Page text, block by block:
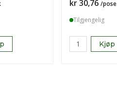
Pris
kr 30,76 /pose
Tilgjengelig
Kjøp